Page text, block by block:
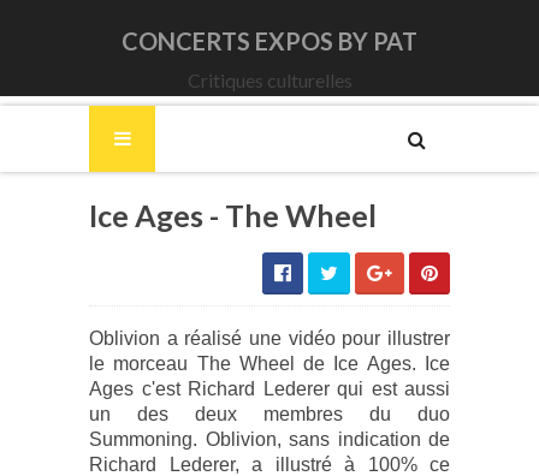
CONCERTS EXPOS BY PAT
Critiques culturelles
Ice Ages - The Wheel
Oblivion a réalisé une vidéo pour illustrer
le morceau The Wheel de Ice Ages. Ice
Ages c'est Richard Lederer qui est aussi
un des deux membres du duo
Summoning. Oblivion, sans indication de
Richard Lederer, a illustré à 100% ce